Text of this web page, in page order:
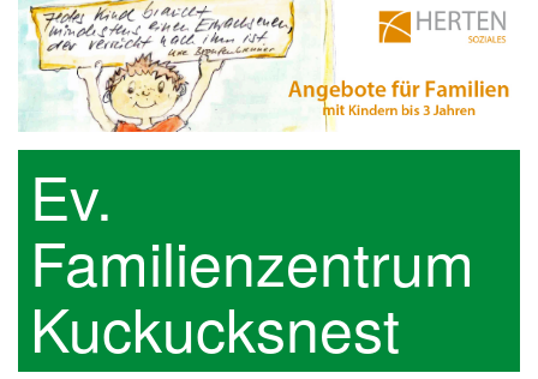
Ev.
Familienzentrum
Kuckucksnest